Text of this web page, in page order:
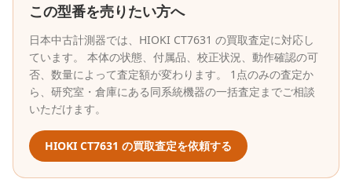
この型番を売りたい方へ
日本中古計測器では、 HIOKI CT7631 の買取査定に対応し
ています。 本体の状態、付属品、校正状況、動作確認の可
否、数量によって査定額が変わります。 1点のみの査定か
ら、研究室・倉庫にある同系統機器の一括査定までご相談
いただけます。
HIOKI CT7631 の買取査定を依頼する